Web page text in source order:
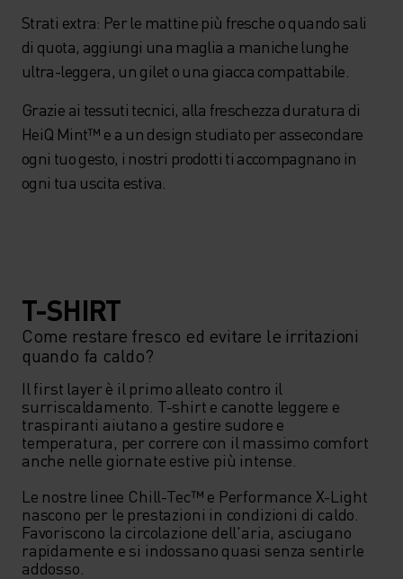
Strati extra: Per le mattine più fresche o quando sali
di quota, aggiungi una maglia a maniche lunghe
ultra-leggera, un gilet o una giacca compattabile.
Grazie ai tessuti tecnici, alla freschezza duratura di
HeiQ Mint™ e a un design studiato per assecondare
ogni tuo gesto, i nostri prodotti ti accompagnano in
ogni tua uscita estiva.
T-SHIRT
Come restare fresco ed evitare le irritazioni
quando fa caldo?
Il first layer è il primo alleato contro il
surriscaldamento. T-shirt e canotte leggere e
traspiranti aiutano a gestire sudore e
temperatura, per correre con il massimo comfort
anche nelle giornate estive più intense.
Le nostre linee Chill-Tec™ e Performance X-Light
nascono per le prestazioni in condizioni di caldo.
Favoriscono la circolazione dell'aria, asciugano
rapidamente e si indossano quasi senza sentirle
addosso.